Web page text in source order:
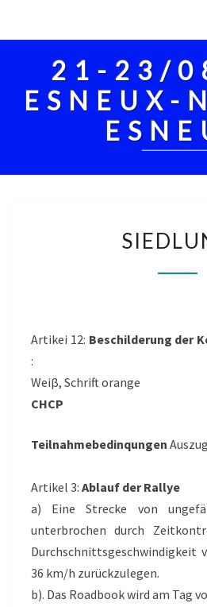
21-23/
ESNEUX-
Artikei 12: Beschilderung der
:
Weiβ, Schrift orange
CHCP
Teilnahmebedinqungen
Artikel 3: Ablauf der Rallye
a) Eine Strecke von
unterbrochen durch
Durchschnittsgeschwindigkeit
36 km/h zurückzulegen.
b). Das Roadbook wird am Tag